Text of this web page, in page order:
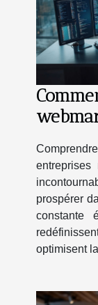
?
prospérer
constante
optimisent